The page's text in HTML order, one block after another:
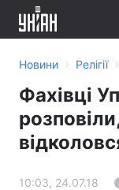
Новини › Релігії ›
Фахівці
10:03, 24.07.18